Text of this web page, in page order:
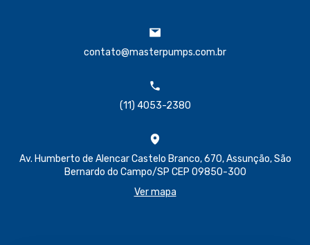
contato@masterpumps.com.br
(11) 4053-2380
Av. Humberto de Alencar Castelo Branco, 670, Assunção, São
Bernardo do Campo/SP CEP 09850-300
Ver mapa